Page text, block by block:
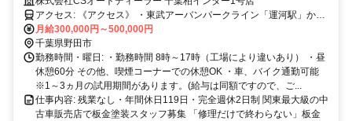
アクセス: 《アクセス》 ・東武アーバンパークライン「運河駅」から
徒歩15分 ・常磐自動車道柏インターから5分の位置 ・車、バイク通
勤可能（無料の社員駐車場完備） ・柏、流山、印西、春日部、坂
東、守谷、取手、越谷、松伏からも通勤可
月給300,000円～500,000円
千葉県野田市
勤務時間・曜日: ・勤務時間 8時～17時（工場により違いあり） ・昼
休憩60分 その他、喫煙コーナーでの休憩OK ・車、バイク通勤可能
※1～3ヵ月の試用期間があります。(給与は同額ですので、ご...
仕事内容: 残業なし・年間休日119日・完全週休2日制 関東最大級の中
古車販売店で板金塗装スタッフ募集 「修理だけで終わらない」板金